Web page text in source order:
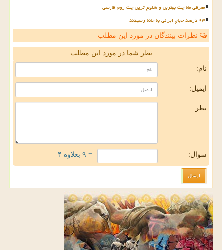
معرفی ماه چت بهترین و شلوغ ترین چت روم فارسی
۹۳ درصد حجاج ایرانی به خانه رسیدند
نظرات بینندگان در مورد این مطلب
نظر شما در مورد این مطلب
نام:
ایمیل:
نظر:
سوال: = ۹ بعلاوه ۴